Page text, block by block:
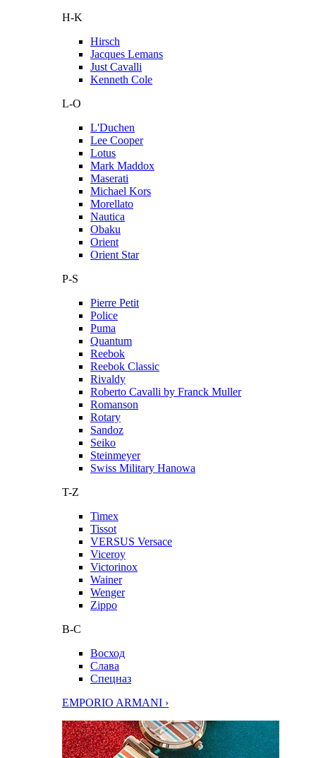
H-K
Hirsch
Jacques Lemans
Just Cavalli
Kenneth Cole
L-O
L'Duchen
Lee Cooper
Lotus
Mark Maddox
Maserati
Michael Kors
Morellato
Nautica
Obaku
Orient
Orient Star
P-S
Pierre Petit
Police
Puma
Quantum
Reebok
Reebok Classic
Rivaldy
Roberto Cavalli by Franck Muller
Romanson
Rotary
Sandoz
Seiko
Steinmeyer
Swiss Military Hanowa
T-Z
Timex
Tissot
VERSUS Versace
Viceroy
Victorinox
Wainer
Wenger
Zippo
В-С
Восход
Слава
Спецназ
EMPORIO ARMANI ›